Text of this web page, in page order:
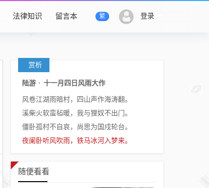
登录
繁
法律知识 留言本
赏析
陆游 · 十一月四日风雨大作
风卷江湖雨暗村，四山声作海涛翻。
溪柴火软蛮毡暖，我与狸奴不出门。
僵卧孤村不自哀，尚思为国戍轮台。
夜阑卧听风吹雨，铁马冰河入梦来。
随便看看